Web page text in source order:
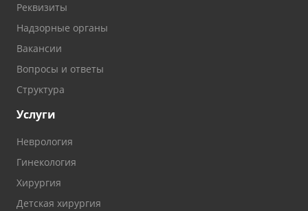
Реквизиты
Надзорные органы
Вакансии
Вопросы и ответы
Структура
Услуги
Неврология
Гинекология
Хирургия
Детская хирургия